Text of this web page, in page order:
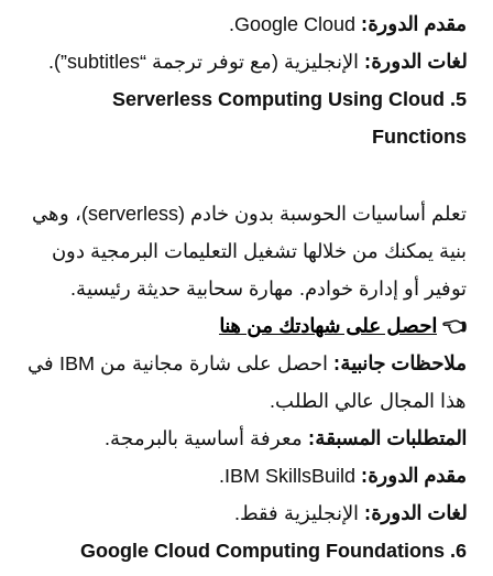
مقدم الدورة:
لغات الدورة: الإنجليزية (مع توفر ترجمة “subtitles”).
5. Serverless Computing Using Cloud
Functions
تعلم أساسيات الحوسبة بدون خادم (serverless)، وهي
بنية يمكنك من خلالها تشغيل التعليمات البرمجية دون
توفير أو إدارة خوادم. مهارة سحابية حديثة رئيسية.
👈 احصل على شهادتك من هنا
ملاحظات جانبية:
احصل على شارة مجانية من IBM في
هذا المجال عالي الطلب.
المتطلبات المسبقة: معرفة أساسية بالبرمجة.
مقدم الدورة:
لغات الدورة: الإنجليزية فقط.
6. Google Cloud Computing Foundations